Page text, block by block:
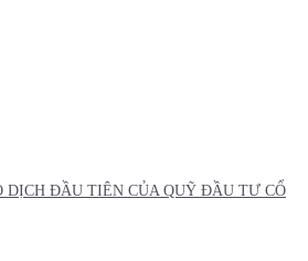
DỊCH ĐẦU TIÊN CỦA QUỸ ĐẦU TƯ CỔ